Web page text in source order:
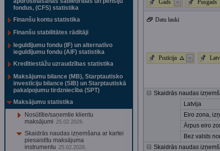
fondus, (CFS) statistika
Finanšu kontu statistika
Finanšu stabilitātes rādītāji
Ieguldījumu fondu (IF) un alternatīvo
ieguldījumu fondu (AIF) statistika
Kredītiestāžu uzraudzības statistika
Maksājumu bilance (MB), Starptautisko
investīciju bilance (SIB) un Starptautiskā
pakalpojumu tirdzniecība (SPT)
Maksājumu statistika
Nosūtītie/saņemtie klientu
maksājumi 25.02.2026.
Skaidrās naudas izņemšana ar kartei
piesaistītu maksājuma
instrumentu 25.02.2026.
Gads Pusgads
Datu lauki
Pozīcija
Skaidrās naudas
Latvija
Eiro zona,
Ārpus eiro
Bez valsts
Skaidrās naudas